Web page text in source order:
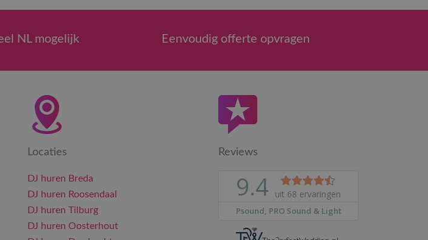
NL mogelijk Eenvoudig offerte opvragen
Locaties
DJ huren Breda
DJ huren Roosendaal
DJ huren Tilburg
DJ huren Oosterhout
Reviews